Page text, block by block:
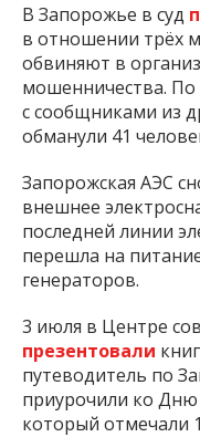
В Запорожье в суд
в отношении трёх
обвиняют в
мошенничества. По
с сообщниками из
обманули 41
Запорожская АЭС
внешнее
последней линии
перешла на
генераторов.
3 июля в Центре
презентовали
путеводитель по
приурочили ко
который отмечали